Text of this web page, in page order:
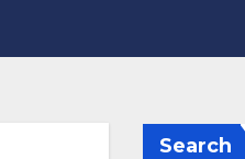
Search